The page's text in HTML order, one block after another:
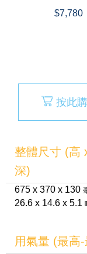
$7,780
按此
整體尺寸 (高
深)
675 x 370 x 130
26.6 x 14.6 x 5.1
用氣量 (最高